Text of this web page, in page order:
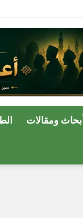
أبحاث ومقالات